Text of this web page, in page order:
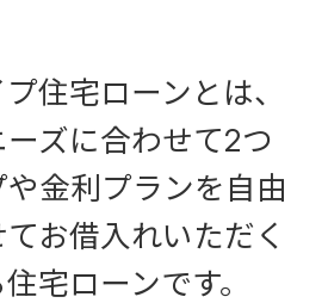
住宅ローンとは、
ズに合わせて2つ
金利プランを自由
お借入れいただく
宅ローンです。